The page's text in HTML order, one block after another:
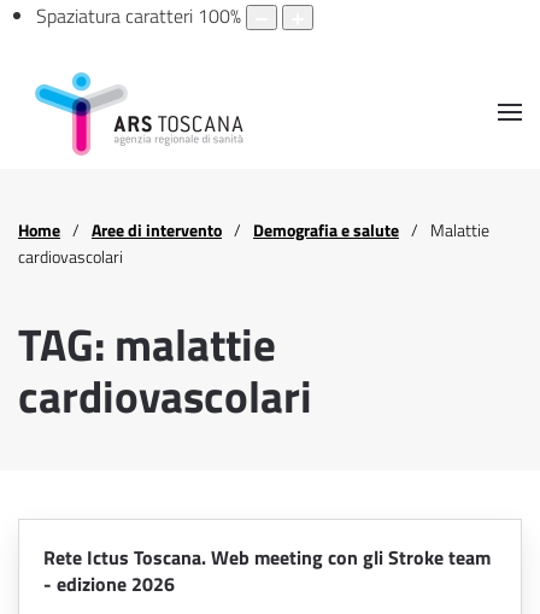
Spaziatura caratteri 100%
Home Aree di intervento Demografia e salute
Malattie
cardiovascolari
TAG: malattie
cardiovascolari
Rete Ictus Toscana. Web meeting con gli Stroke team
- edizione 2026